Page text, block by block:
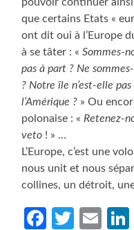
que certains Etats «
ont dit oui à l’Europe
à se tâter : «Sommes-
pas à part ? Ne
? Notre île n’est-elle
l’Amérique ? » Ou
polonaise : « Retenez-
veto ! » …
L’Europe, c’est une
nous unit et nous
collines, un détroit,